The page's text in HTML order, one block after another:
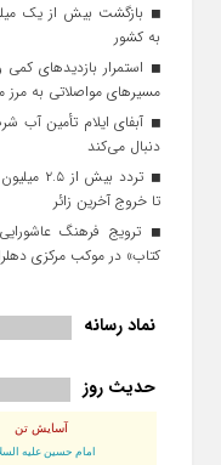
به کشور
استمرار بازدیدهای
مسیرهای مواصلاتی به مرز
آبفای ایلام تأمین آب
دنبال می‌کند
تردد
تا خروج آخرین زائر
ترویج فرهنگ
کتاب» در موکب مرکزی
نماد رسانه
حدیث روز
آسایش تن
امام حسین علیه